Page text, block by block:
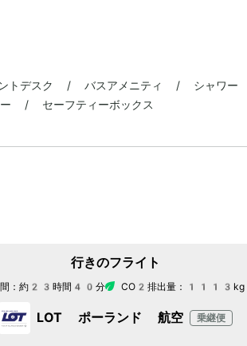
トデスク / バスアメニティ / シャ
/ セーフティーボックス
行きのフライト
： 約23時間40分 CO2排出量： 1113kg
LOT ポーランド 航空 乗継便